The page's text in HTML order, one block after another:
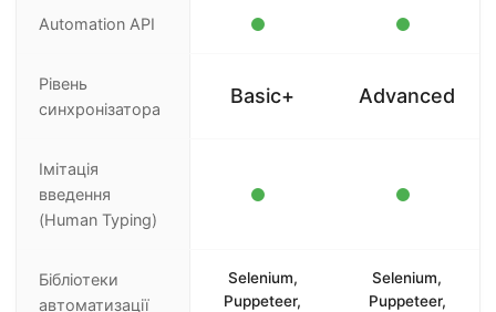
Automation API
Рівень
синхронізатора
Basic+ Advanced
Імітація
введення
(Human Typing)
Бібліотеки
автоматизації
Selenium,
Puppeteer,
Selenium,
Puppeteer,